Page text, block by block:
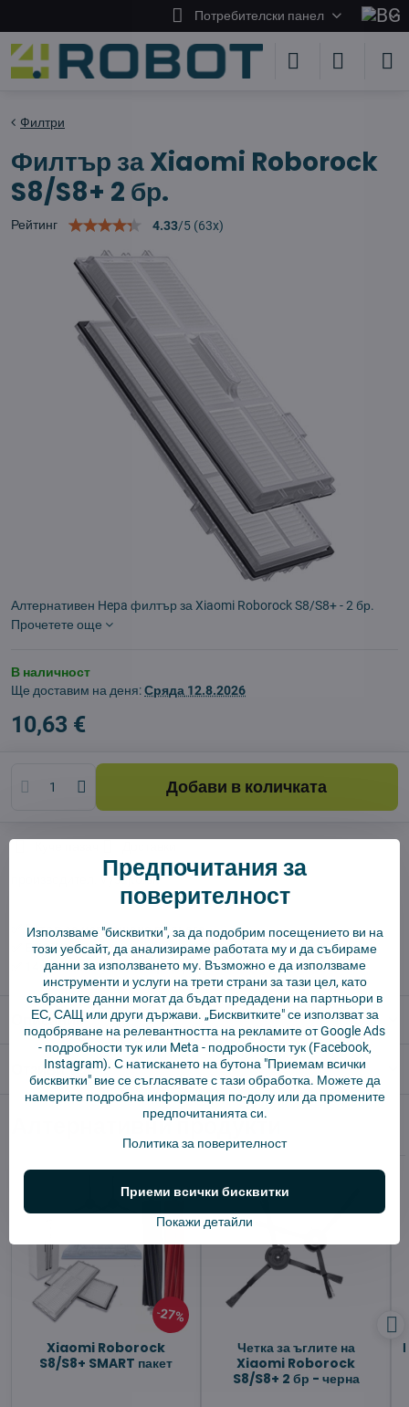
Потребителски панел
Филтри
Филтър за Xiaomi Roborock
S8/S8+ 2 бр.
Рейтинг 4.33/5 (63x)
Алтернативен Hepa филтър за Xiaomi Roborock S8/S8+ - 2 бр.
Прочетете още
В наличност
Ще доставим на деня:Сряда 12.8.2026
10,63 €
Добави в количката
Vysajto.sk
✅ Готов за изпращане веднага
✅ БЕЗПЛАТНА доставка над 55 EUR.
✅ 14 дни политика за връщане
Описание
Отзиви 0
Алтернативни продукти
27%
Xiaomi Roborock
S8/S8+ SMART пакет
Четка за ъглите на
Xiaomi Roborock
S8/S8+ 2 бр - черна
Предпочитания за
поверителност
Използваме "бисквитки", за да подобрим посещението ви на
този уебсайт, да анализираме работата му и да събираме
данни за използването му. Възможно е да използваме
инструменти и услуги на трети страни за тази цел, като
събраните данни могат да бъдат предадени на партньори в
ЕС, САЩ или други държави. „Бисквитките" се използват за
подобряване на релевантността на рекламите от Google Ads
- подробности тукили Meta - подробности тук(Facebook,
Instagram). С натискането на бутона "Приемам всички
бисквитки" вие се съгласявате с тази обработка. Можете да
намерите подробна информация по-долу или да промените
предпочитанията си.
Политика за поверителност
Покажи детайли
Приеми всички бисквитки